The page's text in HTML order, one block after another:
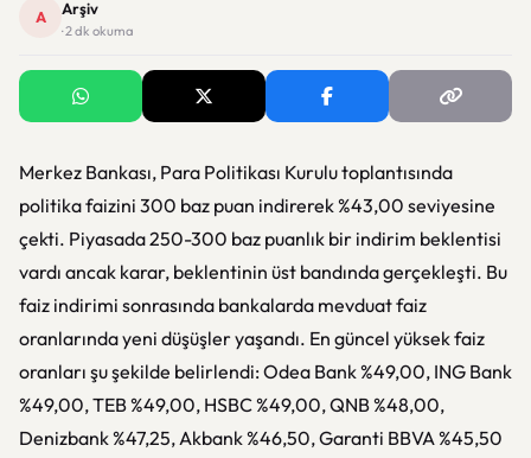
A Arşiv
· 2 dk okuma
Merkez Bankası, Para Politikası Kurulu toplantısında
politika faizini 300 baz puan indirerek %43,00 seviyesine
çekti. Piyasada 250-300 baz puanlık bir indirim beklentisi
vardı ancak karar, beklentinin üst bandında gerçekleşti. Bu
faiz indirimi sonrasında bankalarda mevduat faiz
oranlarında yeni düşüşler yaşandı. En güncel yüksek faiz
oranları şu şekilde belirlendi: Odea Bank %49,00, ING Bank
%49,00, TEB %49,00, HSBC %49,00, QNB %48,00,
Denizbank %47,25, Akbank %46,50, Garanti BBVA %45,50